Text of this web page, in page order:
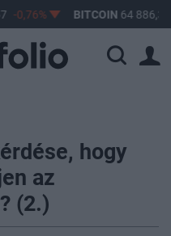
-0,76% BITCOIN 64 886,31
hogy
az
(2.)